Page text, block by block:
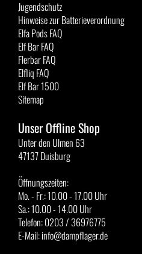
Jugendschutz
Hinweise zur Batterieverordnung
Elfa Pods FAQ
Elf Bar FAQ
Flerbar FAQ
Elfliq FAQ
Elf Bar 1500
Sitemap
Unser Offline Shop
Unter den Ulmen 63
47137 Duisburg
Öffnungszeiten:
Mo. - Fr.: 10.00 - 17.00 Uhr
Sa.: 10.00 - 14.00 Uhr
Telefon: 0203 / 36976775
E-Mail: info@dampflager.de